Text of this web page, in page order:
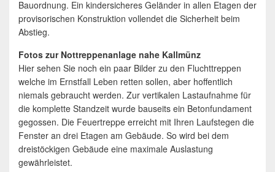
Bauordnung. Ein kindersicheres Geländer in allen Etagen der
provisorischen Konstruktion vollendet die Sicherheit beim
Abstieg.
Fotos zur Nottreppenanlage nahe Kallmünz
Hier sehen Sie noch ein paar Bilder zu den Fluchttreppen
welche im Ernstfall Leben retten sollen, aber hoffentlich
niemals gebraucht werden. Zur vertikalen Lastaufnahme für
die komplette Standzeit wurde bauseits ein Betonfundament
gegossen. Die Feuertreppe erreicht mit Ihren Laufstegen die
Fenster an drei Etagen am Gebäude. So wird bei dem
dreistöckigen Gebäude eine maximale Auslastung
gewährleistet.